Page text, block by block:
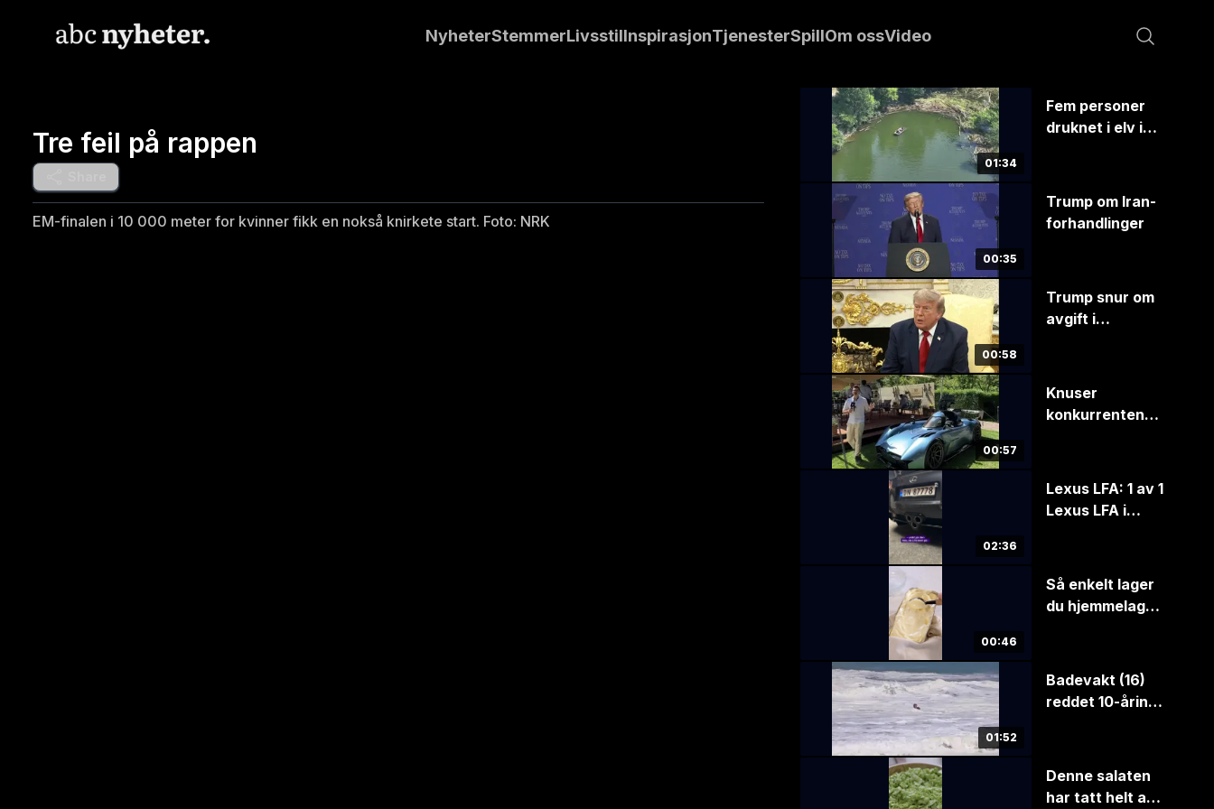
NyheterStemmerLivsstilInspirasjonTjenesterSpillOm ossVideo
Tre feil på rappen
EM-finalen i 10 000 meter for kvinner fikk en nokså knirkete start. Foto: NRK
01:34
Fem personer
druknet i elv i
00:35
Trump om Iran-
forhandlinger
00:58
Trump snur om
avgift i
00:57
Knuser
konkurrentene –
02:36
Lexus LFA: 1 av 1
Lexus LFA i
00:46
Så enkelt lager
du hjemmelaget
01:52
Badevakt (16)
reddet 10-åring
Trump
Denne salaten
har tatt helt av i